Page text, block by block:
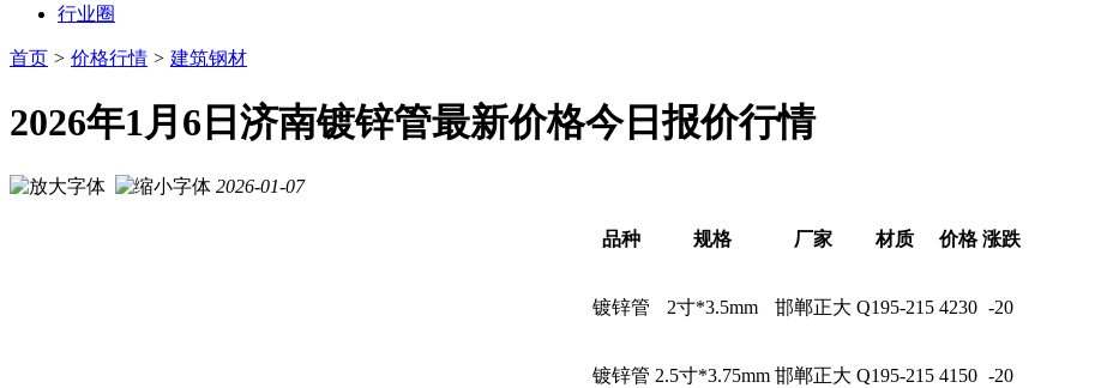
行业圈
首页 > 价格行情 > 建筑钢材
2026年1月6日济南镀锌管最新价格今日报价行情
2026-01-07
品种 规格 厂家 材质 价格 涨跌
镀锌管 2寸*3.5mm 邯郸正大 Q195-215 4230 -20
镀锌管 2.5寸*3.75mm 邯郸正大 Q195-215 4150 -20